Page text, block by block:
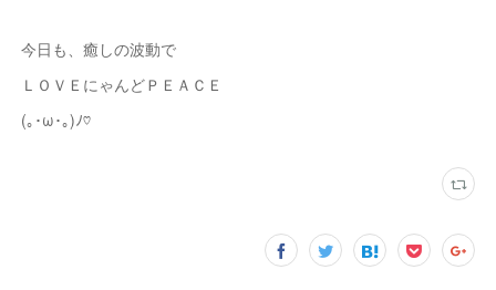
今日も、癒しの波動で
ＬＯＶＥにゃんどＰＥＡＣＥ
(｡･ω･｡)ﾉ♡